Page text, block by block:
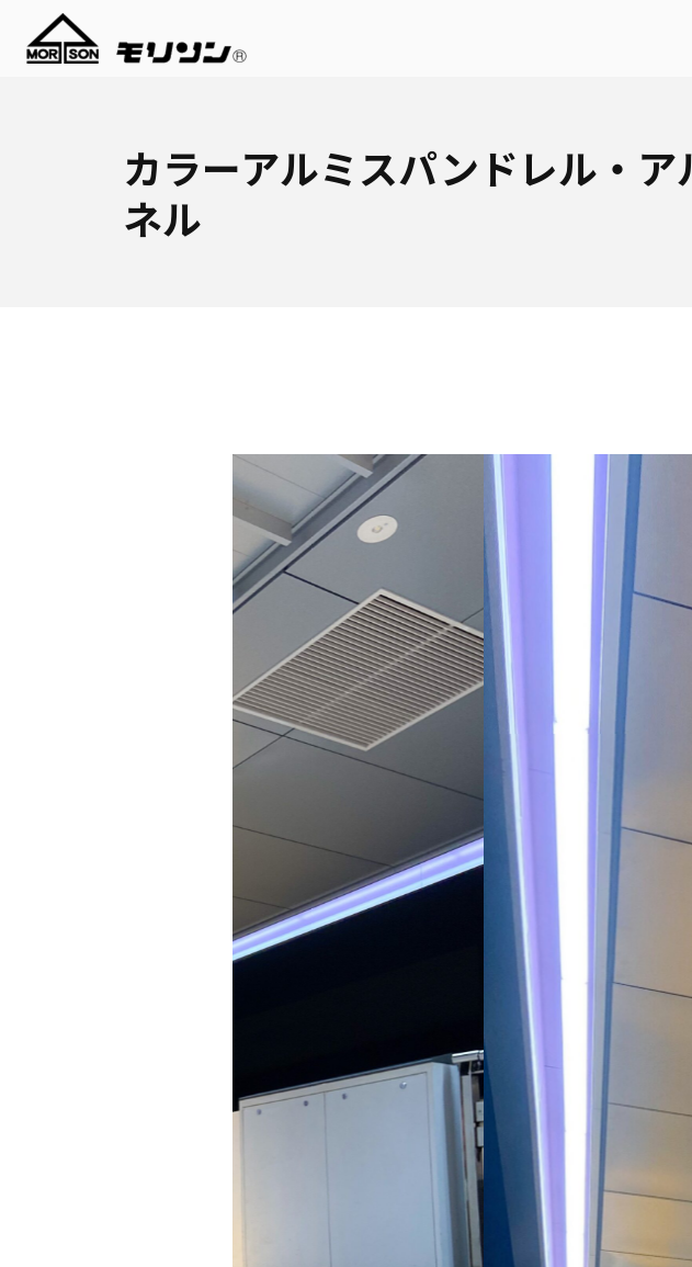
カラーアルミスパンドレル・
ネル